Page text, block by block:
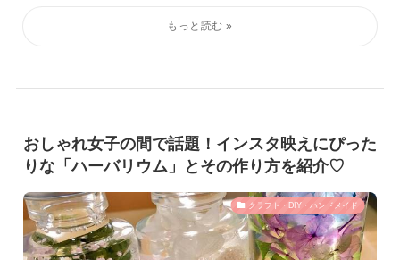
おしゃれ女子の間で話題！インスタ映えにぴった
りな「ハーバリウム」とその作り方を紹介♡
クラフト・DIY・ハンドメイド